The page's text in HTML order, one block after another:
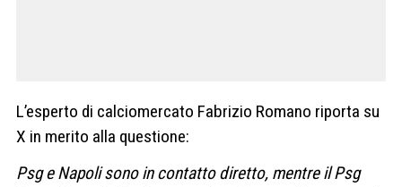
L’esperto di calciomercato Fabrizio Romano riporta su
X in merito alla questione:
Psg e Napoli sono in contatto diretto, mentre il Psg